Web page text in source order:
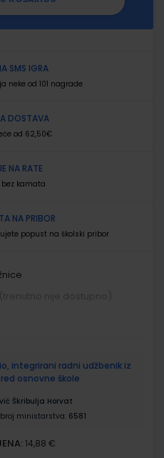
SMS IGRA
neke od 101 nagrade
DOSTAVA
od 62,50€
NA RATE
kamata
NA PRIBOR
popust na školski pribor
dio, integrirani radni udžbenik iz
osnovne škole
Škribulja Horvat
ministarstva: 6581
14,88 €